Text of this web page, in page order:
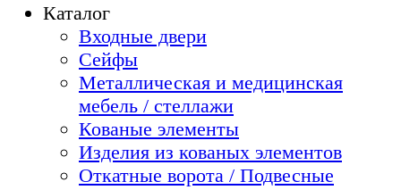
Каталог
Входные двери
Сейфы
Металлическая и медицинская
мебель / стеллажи
Кованые элементы
Изделия из кованых элементов
Откатные ворота / Подвесные